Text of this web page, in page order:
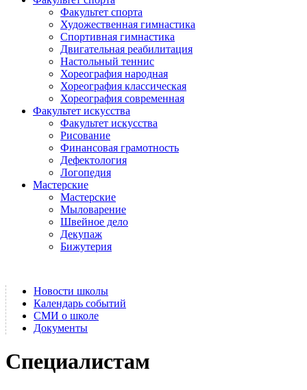
Факультет спорта
Художественная гимнастика
Спортивная гимнастика
Двигательная реабилитация
Настольный теннис
Хореография народная
Хореография классическая
Хореография современная
Факультет искусства
Факультет искусства
Рисование
Финансовая грамотность
Дефектология
Логопедия
Мастерские
Мастерские
Мыловарение
Швейное дело
Декупаж
Бижутерия
Новости школы
Календарь событий
СМИ о школе
Документы
Специалистам